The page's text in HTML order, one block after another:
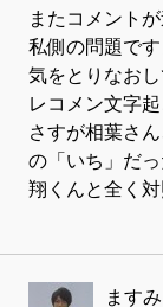
またコメント
私側の問題で
気をとりなお
レコメン文字
さすが相葉さ
の「いち」だ
翔くんと全く
ますみ